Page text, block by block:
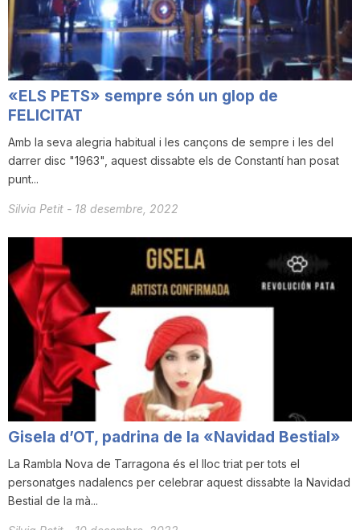
«ELS PETS» sempre són un glop de
FELICITAT
Amb la seva alegria habitual i les cançons de sempre i les del
darrer disc "1963", aquest dissabte els de Constantí han posat
punt...
Silvia Petit - 18 desembre, 2022
Gisela d’OT, padrina de la «Navidad Bestial»
La Rambla Nova de Tarragona és el lloc triat per tots el
personatges nadalencs per celebrar aquest dissabte la Navidad
Bestial de la mà...